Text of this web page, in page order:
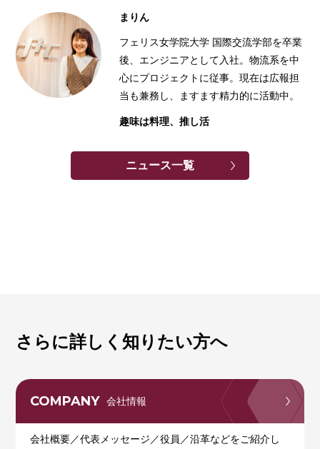
まりん
フェリス女学院大学 国際交流学部を卒業
後、エンジニアとして入社。物流系を中
心にプロジェクトに従事。現在は広報担
当も兼務し、ますます精力的に活動中。
趣味は料理、推し活
ニュース一覧
さらに詳しく知りたい方へ
COMPANY 会社情報
会社概要／代表メッセージ／役員／沿革などをご紹介し